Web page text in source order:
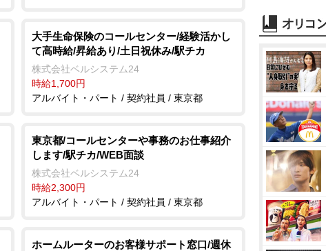
大手生命保険のコールセンター/経験活かし
て高時給/昇給あり/土日祝休み/駅チカ
株式会社ベルシステム24
時給1,700円
アルバイト・パート / 契約社員 / 東京都
東京都/コールセンターや事務のお仕事紹介
します/駅チカ/WEB面談
株式会社ベルシステム24
時給2,300円
アルバイト・パート / 契約社員 / 東京都
ホームルーターのお客様サポート窓口/週休